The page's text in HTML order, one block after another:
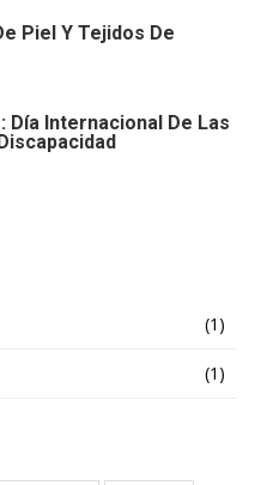
Piel Y Tejidos De
Día Internacional De Las
(1)
(1)